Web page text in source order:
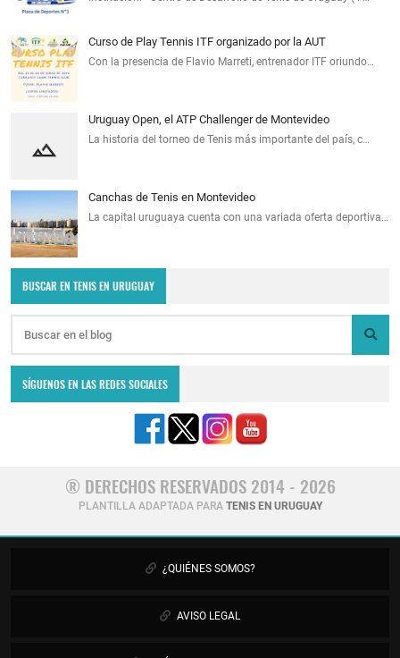
Curso de Play Tennis ITF organizado por la AUT
Con la presencia de Flavio Marreti, entrenador ITF oriundo…
Uruguay Open, el ATP Challenger de Montevideo
La historia del torneo de Tenis más importante del país, c…
Canchas de Tenis en Montevideo
La capital uruguaya cuenta con una variada oferta deportiva…
BUSCAR EN TENIS EN URUGUAY
SÍGUENOS EN LAS REDES SOCIALES
® DERECHOS RESERVADOS 2014 - 2026
PLANTILLA ADAPTADA PARA TENIS EN URUGUAY
¿QUIÉNES SOMOS?
AVISO LEGAL